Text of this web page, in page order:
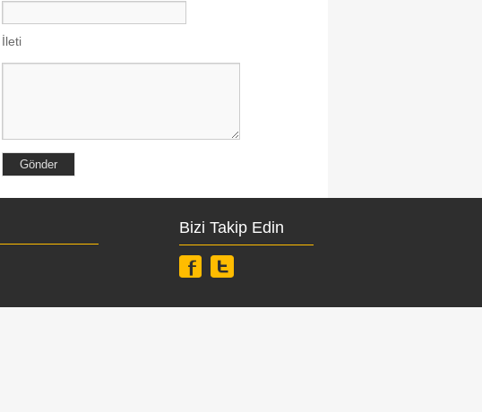
İleti
Bizi Takip Edin